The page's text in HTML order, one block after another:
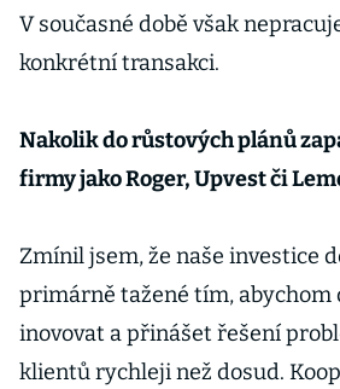
V současné době však
konkrétní transakci.
Nakolik do růstových plánů
firmy jako Roger, Upvest či
Zmínil jsem, že naše investice
primárně tažené tím, abychom
inovovat a přinášet řešení
klientů rychleji než dosud.